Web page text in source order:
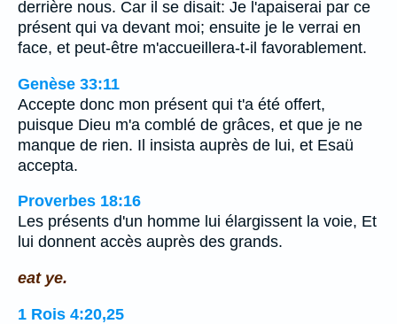
derrière nous. Car il se disait: Je l'apaiserai par ce
présent qui va devant moi; ensuite je le verrai en
face, et peut-être m'accueillera-t-il favorablement.
Genèse 33:11
Accepte donc mon présent qui t'a été offert,
puisque Dieu m'a comblé de grâces, et que je ne
manque de rien. Il insista auprès de lui, et Esaü
accepta.
Proverbes 18:16
Les présents d'un homme lui élargissent la voie, Et
lui donnent accès auprès des grands.
eat ye.
1 Rois 4:20,25